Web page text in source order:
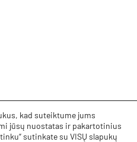
kad suteiktume jums
jūsų nuostatas ir pakartotinius
sutinkate su VISŲ slapukų